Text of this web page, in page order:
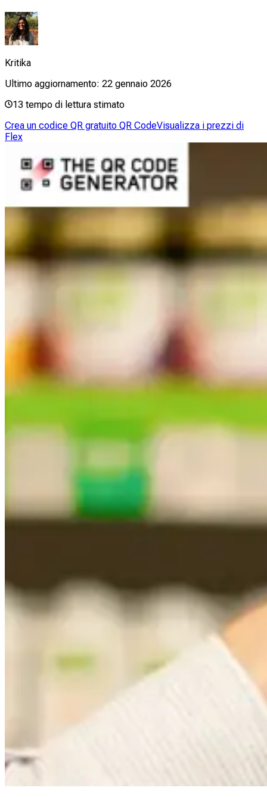
Kritika
Ultimo aggiornamento: 22 gennaio 2026
13 tempo di lettura stimato
Crea un codice QR gratuito QR CodeVisualizza i prezzi di
Flex